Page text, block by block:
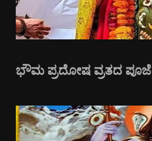
ಭೌಮ ಪ್ರದೋಷ ವ್ರತದ ಪೂಜೆ